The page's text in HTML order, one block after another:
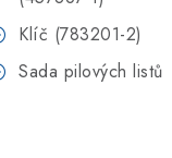
Klíč (783201-2)
Sada pilových listů